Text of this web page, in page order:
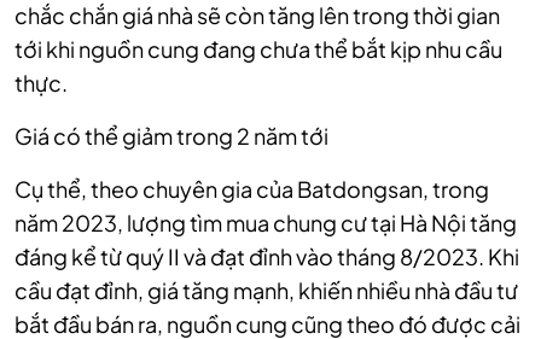
chắc chắn giá nhà sẽ còn tăng lên trong thời gian
tới khi nguồn cung đang chưa thể bắt kịp nhu cầu
thực.
Giá có thể giảm trong 2 năm tới
Cụ thể, theo chuyên gia của Batdongsan, trong
năm 2023, lượng tìm mua chung cư tại Hà Nội tăng
đáng kể từ quý II và đạt đỉnh vào tháng 8/2023. Khi
cầu đạt đỉnh, giá tăng mạnh, khiến nhiều nhà đầu tư
bắt đầu bán ra, nguồn cung cũng theo đó được cải